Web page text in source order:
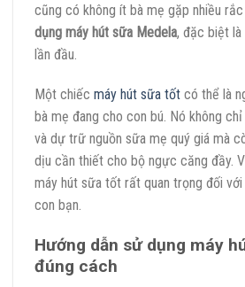
cũng có không ít bà mẹ gặp nhiều
dụng máy hút sữa Medela, đặc biệt
lần đầu.
Một chiếc máy hút sữa tốt có thể là
bà mẹ đang cho con bú. Nó không
và dự trữ nguồn sữa mẹ quý giá mà
dịu cần thiết cho bộ ngực căng đầy.
máy hút sữa tốt rất quan trọng đối
con bạn.
Hướng dẫn sử dụng máy
đúng cách